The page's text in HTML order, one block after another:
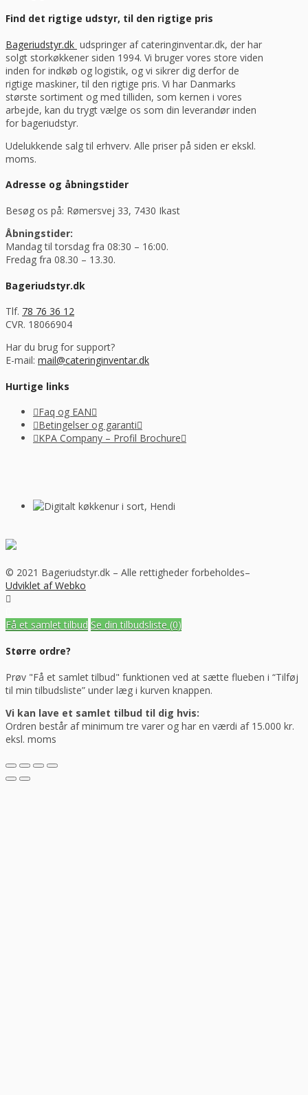
Find det rigtige udstyr, til den rigtige pris
Bageriudstyr.dk udspringer af cateringinventar.dk, der har
solgt storkøkkener siden 1994. Vi bruger vores store viden
inden for indkøb og logistik, og vi sikrer dig derfor de
rigtige maskiner, til den rigtige pris. Vi har Danmarks
største sortiment og med tilliden, som kernen i vores
arbejde, kan du trygt vælge os som din leverandør inden
for bageriudstyr.
Udelukkende salg til erhverv. Alle priser på siden er ekskl.
moms.
Adresse og åbningstider
Besøg os på: Rømersvej 33, 7430 Ikast
Åbningstider:
Mandag til torsdag fra 08:30 – 16:00.
Fredag fra 08.30 – 13.30.
Bageriudstyr.dk
Tlf. 78 76 36 12
CVR. 18066904
Har du brug for support?
E-mail: mail@cateringinventar.dk
Hurtige links
Faq og EAN
Betingelser og garanti
KPA Company – Profil Brochure
© 2021 Bageriudstyr.dk – Alle rettigheder forbeholdes–
Udviklet af Webko
Få et samlet tilbud Se din tilbudsliste (0)
Større ordre?
Prøv "Få et samlet tilbud" funktionen ved at sætte flueben i “Tilføj
til min tilbudsliste” under læg i kurven knappen.
Vi kan lave et samlet tilbud til dig hvis:
Ordren består af minimum tre varer og har en værdi af 15.000 kr.
eksl. moms